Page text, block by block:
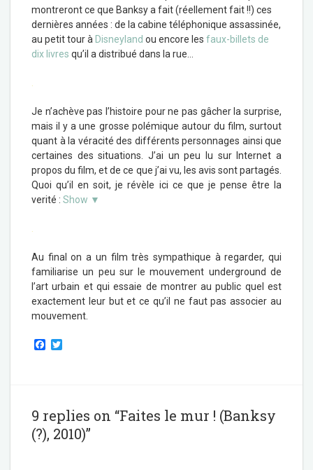
montreront ce que Banksy a fait (réellement fait !!) ces
dernières années : de la cabine téléphonique assassinée,
au petit tour à Disneyland ou encore les faux-billets de
dix livres qu’il a distribué dans la rue…
Je n’achève pas l’histoire pour ne pas gâcher la surprise,
mais il y a une grosse polémique autour du film, surtout
quant à la véracité des différents personnages ainsi que
certaines des situations. J’ai un peu lu sur Internet a
propos du film, et de ce que j’ai vu, les avis sont partagés.
Quoi qu’il en soit, je révèle ici ce que je pense être la
verité : Show ▼
Au final on a un film très sympathique à regarder, qui
familiarise un peu sur le mouvement underground de
l’art urbain et qui essaie de montrer au public quel est
exactement leur but et ce qu’il ne faut pas associer au
mouvement.
F
o
k
r
9 replies on “Faites le mur ! (Banksy
(?), 2010)”